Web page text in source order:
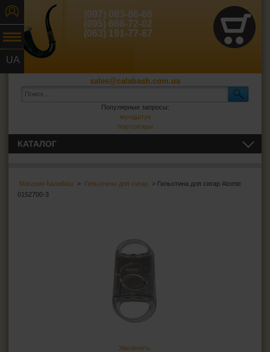
UA
(097) 083-86-66
(095) 666-72-02
(063) 191-77-67
sales@calabash.com.ua
Популярные запросы:
мундштук
портсигары
Магазин Калабаш > Гильотины для сигар > Гильотина для сигар Atomic
0152700-3
Увеличить
КАТАЛОГ